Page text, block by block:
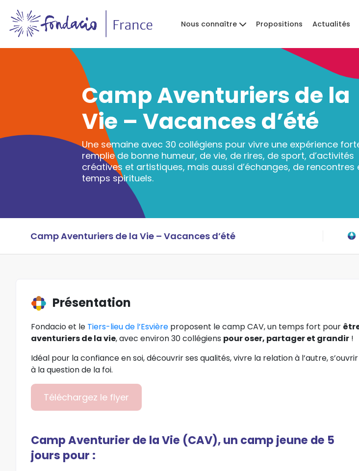
Nous connaître Propositions Actualités
Camp Aventuriers de la
Vie – Vacances d’été
Une semaine avec 30 collégiens pour vivre une expérience
remplie de bonne humeur, de vie, de rires, de sport, d’activités
créatives et artistiques, mais aussi d’échanges, de rencontres
temps spirituels.
Camp Aventuriers de la Vie – Vacances d’été
Présentation
Fondacio et le Tiers-lieu de l’Esvière proposent le camp CAV, un temps fort pour
aventuriers de la vie, avec environ 30 collégiens pour oser, partager et grandir !
Idéal pour la confiance en soi, découvrir ses qualités, vivre la relation à l’autre, s’ouvrir
à la question de la foi.
Téléchargez le flyer
Camp Aventurier de la Vie (CAV), un camp jeune de 5
jours pour :